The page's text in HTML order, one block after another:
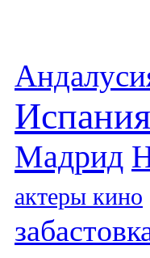
Испания
Мадрид
актеры кино